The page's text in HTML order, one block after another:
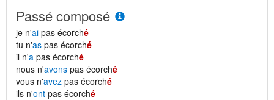
Passé composé
je n'ai pas écorché
tu n'as pas écorché
il n'a pas écorché
nous n'avons pas écorché
vous n'avez pas écorché
ils n'ont pas écorché